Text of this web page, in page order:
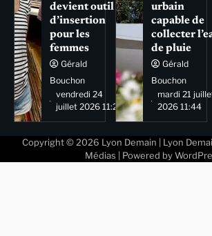
devient outil
d’insertion
pour les
femmes
Gérald
Bouchon
vendredi 24
juillet 2026 11:29
urbain
capable de
collecter
de pluie
Gérald
Bouchon
mardi 21
2026 11:44
Copyright © 2026 Lyon Demain | Lyon
Médias | Powered by